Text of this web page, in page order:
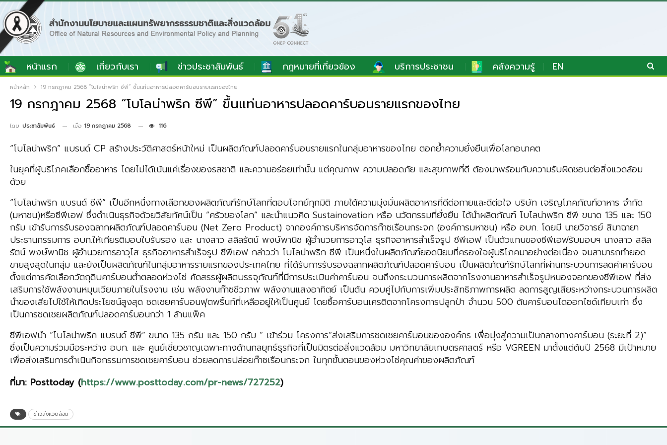
หน้าแรก เกี่ยวกับเรา ข่าวประชาสัมพันธ์ กฎหมายที่เกี่ยวข้อง บริการประชาชน คลังความรู้ EN
หน้าหลัก 19 กรกฎาคม 2568 “โบโลน่าพริก ซีพี” ขึ้นแท่นอาหารปลอดคาร์บอนรายแรกของไทย
19 กรกฎาคม 2568 “โบโลน่าพริก ซีพี” ขึ้นแท่นอาหารปลอดคาร์บอนรายแรกของไทย
โดย ประชาสัมพันธ์ เมื่อ 19 กรกฎาคม 2568 116
“โบโลน่าพริก” แบรนด์ CP สร้างประวัติศาสตร์หน้าใหม่ เป็นผลิตภัณฑ์ปลอดคาร์บอนรายแรกในกลุ่มอาหารของไทย ตอกย้ำความยั่งยืนเพื่อโลกอนาคต
ในยุคที่ผู้บริโภคเลือกซื้ออาหาร โดยไม่ได้เน้นแค่เรื่องของรสชาติ และความอร่อยเท่านั้น แต่คุณภาพ ความปลอดภัย และสุขภาพที่ดี ต้องมาพร้อมกับความรับผิดชอบต่อสิ่งแวดล้อม
ด้วย
“โบโลน่าพริก แบรนด์ ซีพี” เป็นอีกหนึ่งทางเลือกของผลิตภัณฑ์รักษ์โลกที่ตอบโจทย์ทุกมิติ ภายใต้ความมุ่งมั่นผลิตอาหารที่ดีต่อกายและดีต่อใจ บริษัท เจริญโภคภัณฑ์อาหาร จำกัด
(มหาชน)หรือซีพีเอฟ ซึ่งดำเนินธุรกิจด้วยวิสัยทัศน์เป็น “ครัวของโลก” และนำแนวคิด Sustainovation หรือ นวัตกรรมที่ยั่งยืน ได้นำผลิตภัณฑ์ โบโลน่าพริก ซีพี ขนาด 135 และ 150
กรัม เข้ารับการรับรองฉลากผลิตภัณฑ์ปลอดคาร์บอน (Net Zero Product) จากองค์การบริหารจัดการก๊าซเรือนกระจก (องค์การมหาชน) หรือ อบก. โดยมี นายวิจารย์ สิมาฉายา
ประธานกรรมการ อบก.ให้เกียรติมอบใบรับรอง และ นางสาว สลิลรัตน์ พงษ์พานิช ผู้อำนวยการอาวุโส ธุรกิจอาหารสำเร็จรูป ซีพีเอฟ เป็นตัวแทนของซีพีเอฟรับมอบฯ นางสาว สลิล
รัตน์ พงษ์พานิช ผู้อำนวยการอาวุโส ธุรกิจอาหารสำเร็จรูป ซีพีเอฟ กล่าวว่า โบโลน่าพริก ซีพี เป็นหนึ่งในผลิตภัณฑ์ยอดนิยมที่ครองใจผู้บริโภคมาอย่างต่อเนื่อง จนสามารถทำยอด
ขายสุงสุดในกลุ่ม และยังเป็นผลิตภัณฑ์ในกลุ่มอาหารรายแรกของประเทศไทย ที่ได้รับการรับรองฉลากผลิตภัณฑ์ปลอดคาร์บอน เป็นผลิตภัณฑ์รักษ์โลกที่ผ่านกระบวนการลดค่าคาร์บอน
ตั้งแต่การคัดเลือกวัตถุดิบคาร์บอนต่ำตลอดห่วงโซ่ คัดสรรผู้ผลิตบรรจุภัณฑ์ที่มีการประเมินค่าคาร์บอน จนถึงกระบวนการผลิตจากโรงงานอาหารสำเร็จรูปหนองจอกของซีพีเอฟ ที่ส่ง
เสริมการใช้พลังงานหมุนเวียนภายในโรงงาน เช่น พลังงานก๊าซชีวภาพ พลังงานแสงอาทิตย์ เป็นต้น ควบคู่ไปกับการเพิ่มประสิทธิภาพการผลิต ลดการสูญเสียระหว่างกระบวนการผลิต
นำของเสียไปใช้ให้เกิดประโยชน์สูงสุด ชดเชยคาร์บอนฟุตพริ้นท์ที่เหลืออยู่ให้เป็นศูนย์ โดยซื้อคาร์บอนเครดิตจากโครงการปลูกป่า จำนวน 500 ตันคาร์บอนไดออกไซด์เทียบเท่า ซึ่ง
เป็นการชดเชยผลิตภัณฑ์ปลอดคาร์บอนกว่า 1 ล้านแพ็ค
ซีพีเอฟนำ “โบโลน่าพริก แบรนด์ ซีพี” ขนาด 135 กรัม และ 150 กรัม ” เข้าร่วม โครงการ“ส่งเสริมการชดเชยคาร์บอนขององค์กร เพื่อมุ่งสู่ความเป็นกลางทางคาร์บอน (ระยะที่ 2)”
ซึ่งเป็นความร่วมมือระหว่าง อบก. และ ศูนย์เชี่ยวชาญเฉพาะทางด้านกลยุทธ์ธุรกิจที่เป็นมิตรต่อสิ่งแวดล้อม มหาวิทยาลัยเกษตรศาสตร์ หรือ VGREEN มาตั้งแต่ต้นปี 2568 มีเป้าหมาย
เพื่อส่งเสริมการดำเนินกิจกรรมการชดเชยคาร์บอน ช่วยลดการปล่อยก๊าซเรือนกระจก ในทุกขั้นตอนของห่วงโซ่คุณค่าของผลิตภัณฑ์
ที่มา: Posttoday (https://www.posttoday.com/pr-news/727252)
ข่าวสิ่งแวดล้อม